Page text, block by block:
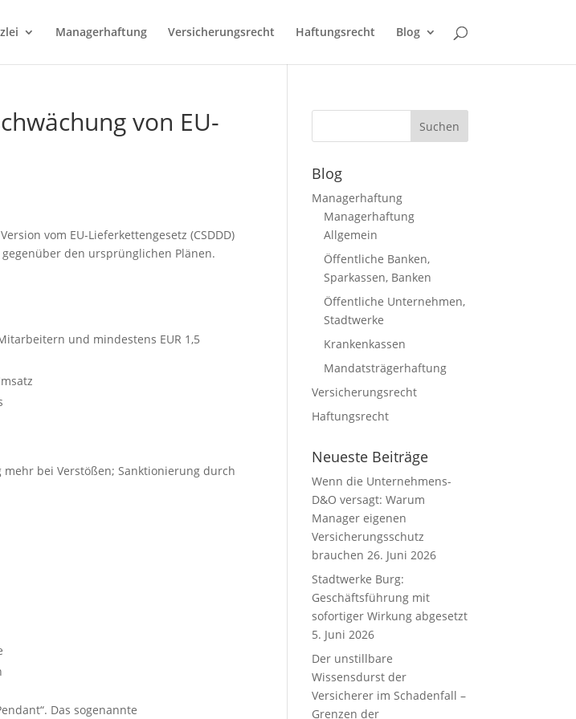
Managerhaftung Versicherungsrecht Haftungsrecht Blog
von EU-
vom EU-Lieferkettengesetz (CSDDD)
den ursprünglichen Plänen.
und mindestens EUR 1,5
bei Verstößen; Sanktionierung durch
Das sogenannte
Blog
Managerhaftung
Managerhaftung
Allgemein
Öffentliche Banken,
Sparkassen, Banken
Öffentliche Unternehmen,
Stadtwerke
Krankenkassen
Mandatsträgerhaftung
Versicherungsrecht
Haftungsrecht
Neueste Beiträge
Wenn die Unternehmens-
D&O versagt: Warum
Manager eigenen
Versicherungsschutz
brauchen 26. Juni 2026
Stadtwerke Burg:
Geschäftsführung mit
sofortiger Wirkung abgesetzt
5. Juni 2026
Der unstillbare
Wissensdurst der
Versicherer im Schadenfall –
Grenzen der